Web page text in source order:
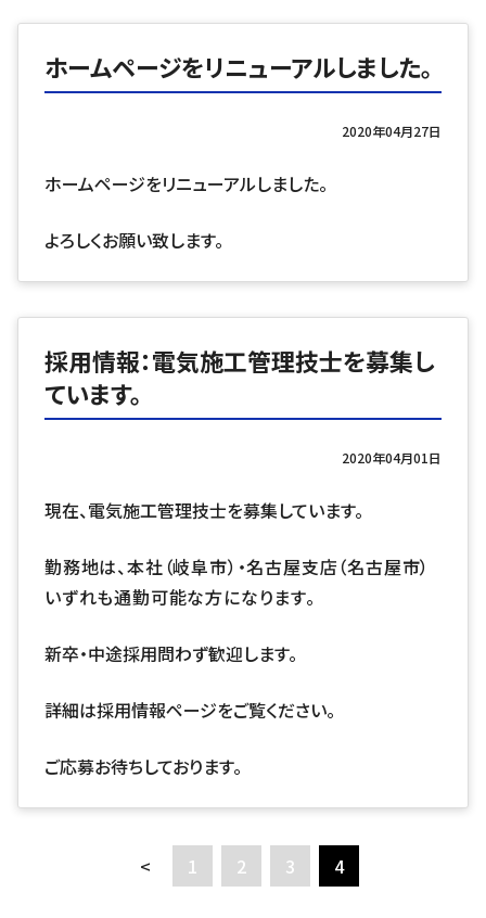
ホームページをリニューアルしました。
2020年04月27日
ホームページをリニューアルしました。
よろしくお願い致します。
採用情報：電気施工管理技士を募集し
ています。
2020年04月01日
現在、電気施工管理技士を募集しています。
勤務地は、本社（岐阜市）・名古屋支店（名古屋市）
いずれも通勤可能な方になります。
新卒・中途採用問わず歓迎します。
詳細は採用情報ページをご覧ください。
ご応募お待ちしております。
< 1 2 3 4